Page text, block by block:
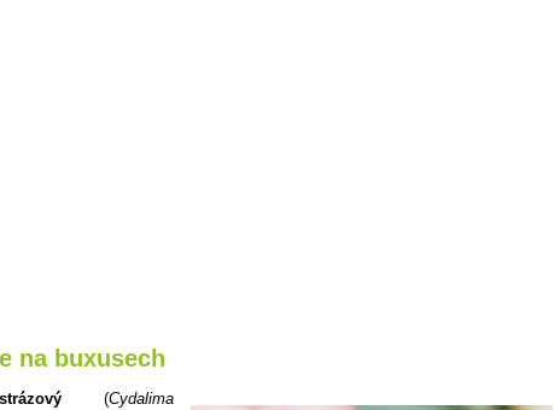
na buxusech
(Cydalima